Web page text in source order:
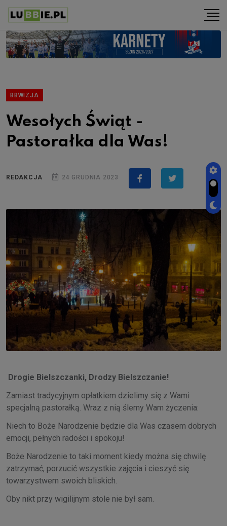
BBWIZJA
Wesołych Świąt -
Pastorałka dla Was!
REDAKCJA 24 GRUDNIA 2023
Drogie Bielszczanki, Drodzy Bielszczanie!
Zamiast tradycyjnym opłatkiem dzielimy się z Wami
specjalną pastorałką. Wraz z nią ślemy Wam życzenia:
Niech to Boże Narodzenie będzie dla Was czasem dobrych
emocji, pełnych radości i spokoju!
Boże Narodzenie to taki moment kiedy można się chwilę
zatrzymać, porzucić wszystkie zajęcia i cieszyć się
towarzystwem swoich bliskich.
Oby nikt przy wigilijnym stole nie był sam.